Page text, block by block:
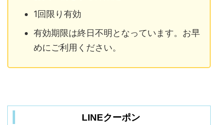
1回限り有効
有効期限は終日不明となっています。お早
めにご利用ください。
LINEクーポン